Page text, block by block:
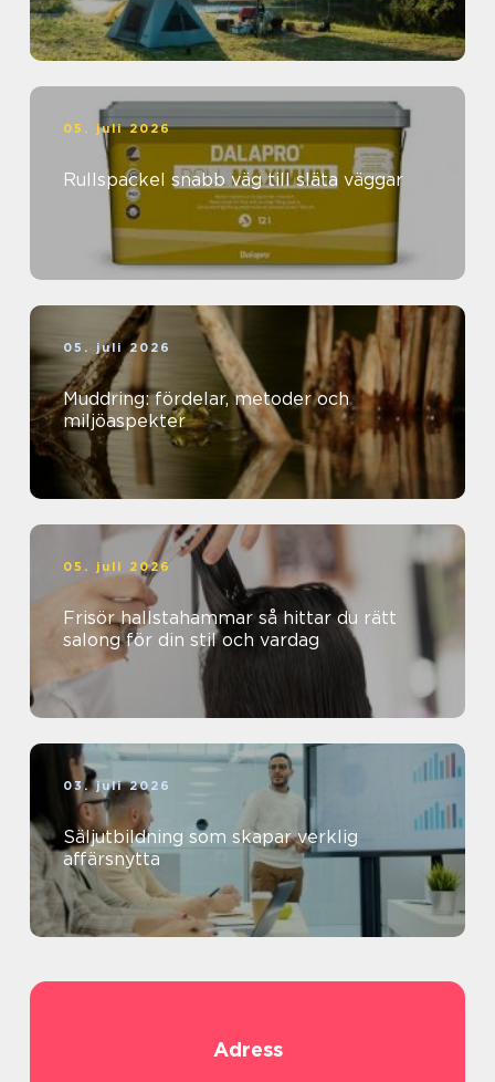
05. juli 2026
Rullspackel snabb väg till släta väggar
05. juli 2026
Muddring: fördelar, metoder och
miljöaspekter
05. juli 2026
Frisör hallstahammar så hittar du rätt
salong för din stil och vardag
03. juli 2026
Säljutbildning som skapar verklig
affärsnytta
Adress